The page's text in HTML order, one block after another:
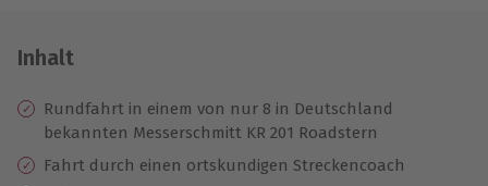
Jeder Gutschein für alle Erlebnisse einlösbar.
10 Jahre gültig & verlängerbar.
Inhalt
Rundfahrt in einem von nur 8 in Deutschland
bekannten Messerschmitt KR 201 Roadstern
Fahrt durch einen ortskundigen Streckencoach